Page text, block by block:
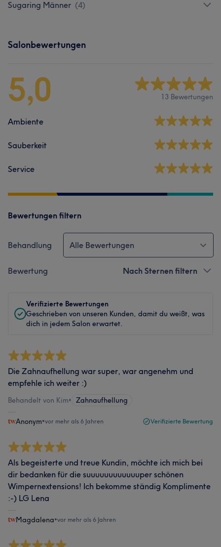
Sugaring Männer (4)
Salonbewertungen
5,0 13 Bewertungen
Ambiente
Sauberkeit
Service
Bewertungen filtern
Behandlung Alle Bewertungen
Bewertung Nach Sternen filtern
Verifizierte Bewertungen
Geschrieben von unseren Kunden, damit du weißt, was
dich in jedem Salon erwartet.
Die Zahnaufhellung war super, war angenehm und
empfehle ich weiter :)
Behandelt von Kim• Zahnaufhellung
Anonym•vor mehr als 6 Jahren Verifizierte Bewertung
Als begeisterte und treue Kundin, möchte ich mich bei
dir bedanken für die suuuuuuuuuuuuper schönen
Wimpernextensions! Ich bekomme ständig Komplimente
:-) LG Lena
Magdalena•vor mehr als 6 Jahren